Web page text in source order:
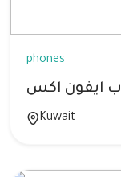
phones
Kuwait